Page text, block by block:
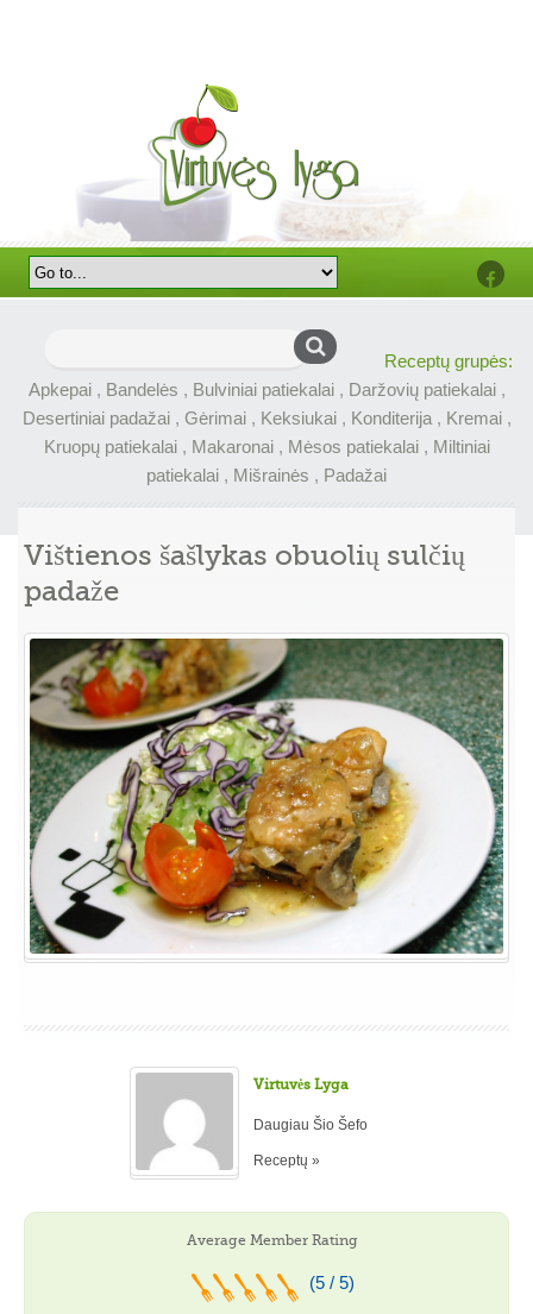
Receptų grupės:
Apkepai, Bandelės , Bulviniai patiekalai, Daržovių patiekalai,
Desertiniai padažai, Gėrimai, Keksiukai, Konditerija, Kremai,
Kruopų patiekalai, Makaronai, Mėsos patiekalai, Miltiniai
patiekalai , Mišrainės , Padažai
Vištienos šašlykas obuolių sulčių
padaže
Virtuvės Lyga
Daugiau Šio Šefo
Receptų »
Average Member Rating
(5 / 5)